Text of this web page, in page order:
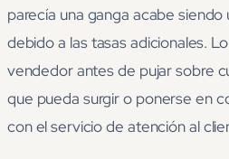
parecía una ganga acabe
debido a las tasas adicionales.
vendedor antes de pujar sobre
que pueda surgir o ponerse en
con el servicio de atención al